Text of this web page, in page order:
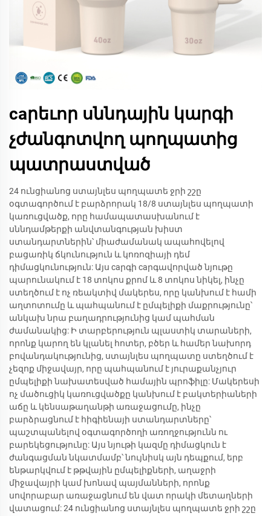
caրեւոր սննդային կարգի
չժանգոտվող պողպատից
պատրաստված
24 ունցիանոց ստայնլես պողպատե ջրի շշը
օգտագործում է բարձրորակ 18/8 ստայնլես պողպատի
կառուցվածք, որը համապատասխանում է
սննդամթերքի անվտանգության խիստ
ստանդարտներին՝ միաժամանակ ապահովելով
բացառիկ ճկունություն և կոռոզիայի դեմ
դիմացկունություն: Այս caրգի caրգավորված նյութը
պարունակում է 18 տոկոս քրոմ և 8 տոկոս նիկել, ինչը
ստեղծում է ոչ ռեակտիվ մակերես, որը կանխում է համի
աղտոտումը և պահպանում է ըմպելիքի մաքրությունը՝
անկախ նրա բաղադրությունից կամ պահման
ժամանակից: Ի տարբերություն պլաստիկ տարաների,
որոնք կարող են կլանել հոտեր, բծեր և համեր նախորդ
բովանդակությունից, ստայնլես պողպատը ստեղծում է
չեզոք միջավայր, որը պահպանում է յուրաքանչյուր
ըմպելիքի նախատեսված համային պրոֆիլը: Մակերեսի
ոչ մածուցիկ կառուցվածքը կանխում է բակտերիաների
աճը և կենսաթաղանթի առաջացումը, ինչը
բարձրացնում է հիգիենայի ստանդարտները՝
պաշտպանելով օգտագործողի առողջությունն ու
բարեկեցությունը: Այս նյութի կազմը դիմացկուն է
ժանգացման նկատմամբ՝ նույնիսկ այն դեպքում, երբ
ենթարկվում է թթվային ըմպելիքների, աղաջրի
միջավայրի կամ խոնավ պայմանների, որոնք
սովորաբար առաջացնում են վատ որակի մետաղների
վատացում: 24 ունցիանոց ստայնլես պողպատե ջրի շշը